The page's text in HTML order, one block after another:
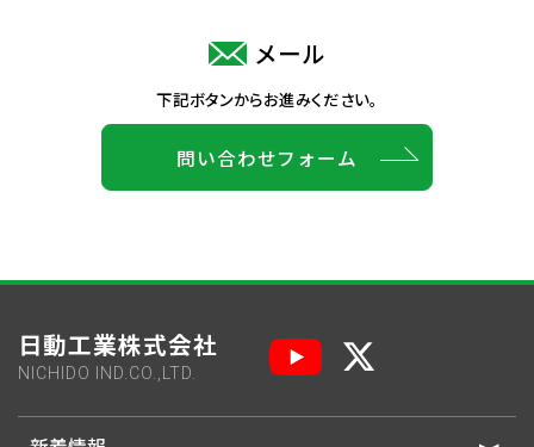
メール
下記ボタンからお進みください。
問い合わせフォーム
日動工業株式会社
NICHIDO IND.CO.,LTD.